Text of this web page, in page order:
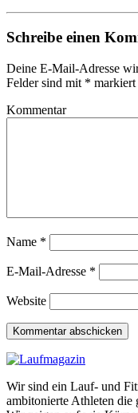
Schreibe einen
Deine E-Mail-Adresse
Felder sind mit * markiert
Kommentar
Name *
E-Mail-Adresse *
Website
Wir sind ein Lauf- und
ambitonierte Athleten die